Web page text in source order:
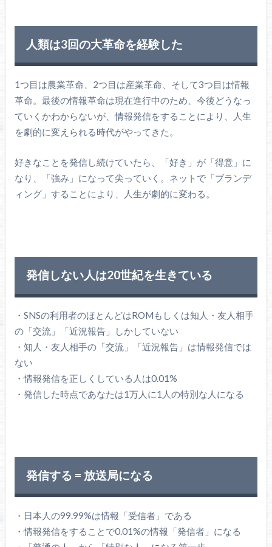
人類は3回の大革命を経験した
1つ目は農業革命、2つ目は産業革命、そして3つ目は情報
革命。最後の情報革命は現在進行中のため、今後どうなっ
ていくかわからないが、情報発信をすることにより、人生
を劇的に変えられる時代がやってきた。
好きなことを発信し続けていたら、「好き」が「得意」に
なり、「強み」になって尖っていく。ネットで「ブランデ
ィング」することにより、人生が劇的に変わる。
発信しない人は20世紀を生きている
・SNSの利用者のほとんどはROMもしくは知人・友人相手
の「交流」「近況報告」しかしていない
・知人・友人相手の「交流」「近況報告」は情報発信では
ない
・情報発信を正しくしている人は0.01%
・発信した時点であなたは1万人に1人の特別な人になる
発信する = 放送局になる
・日本人の99.99%は情報「受信者」である
・情報発信をすることで0.01%の情報「発信者」になる